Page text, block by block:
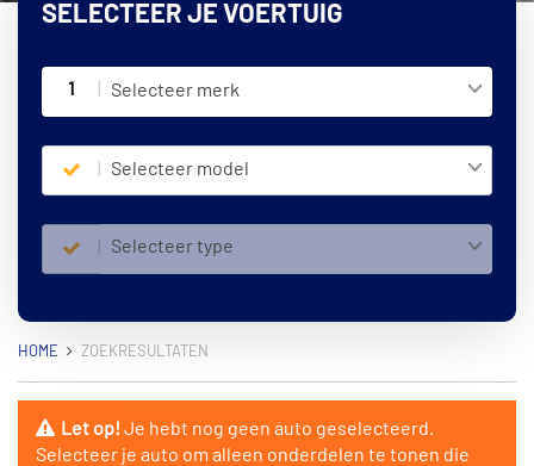
SELECTEER JE VOERTUIG
1 Selecteer merk
Selecteer model
Selecteer type
HOME ZOEKRESULTATEN
Let op!Je hebt nog geen auto geselecteerd.
Selecteer je auto om alleen onderdelen te tonen die